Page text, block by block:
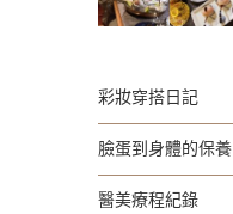
彩妝穿搭日記
臉蛋到身體的保養
醫美療程紀錄